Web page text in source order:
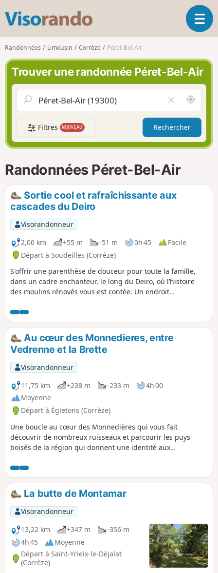
s
o
r
n
d
o
O
u
r
l
a
i
g
o
Randonnées Limousin Corrèze Péret-Bel-Air
Trouver une randonnée Péret-Bel-Air
i
d
e
r
l
c
a
A
u
t
u
r
Filtres NOUVEAU Rechercher
Randonnées Péret-Bel-Air
Sortie cool et rafraîchissante aux
cascades du Deiro
Visorandonneur
2,00 km
+55 m -51 m 0h 45
Facile
Départ à Soudeilles (Corrèze)
S'offrir une parenthèse de douceur pour toute la famille,
dans un cadre enchanteur, le long du Deiro, où l’histoire
des moulins rénovés vous est contée. Un endroit
tremper les pieds pour les plus courageux, voire trouver
des petits bassins en traversant le Deiro.
Au cœur des Monnedieres, entre
Vedrenne et la Brette
Visorandonneur
11,75 km
+238 m -233 m
4h 00
Moyenne
Départ à Égletons (Corrèze)
Une boucle au cœur des Monnedières qui vous fait
découvrir de nombreux ruisseaux et parcourir les puys
boisés de la région qui donnent une identité aux
de 8,5 km ; 2 h 45
La butte de Montamar
Visorandonneur
13,22 km
+347 m
-356 m
4h 45
Moyenne
Départ à Saint-Yrieix-le-Déjalat
(Corrèze)